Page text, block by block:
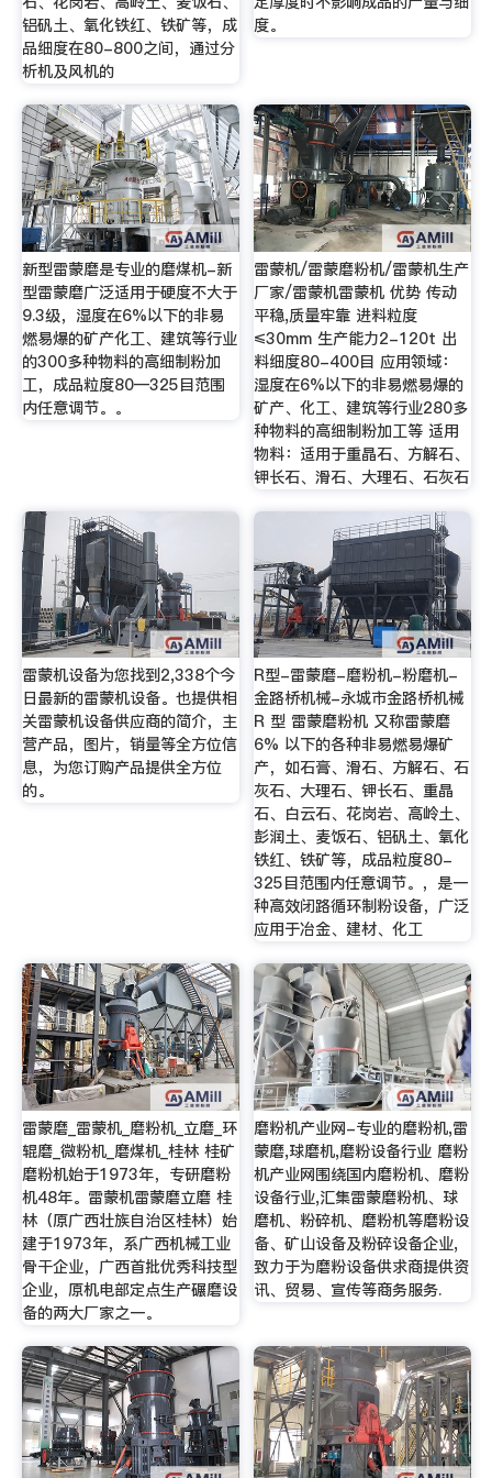
铝矾土、氧化铁红、铁矿等，成
品细度在80-800之间，通过分
析机及风机的
度。
新型雷蒙磨是专业的磨煤机-新
型雷蒙磨广泛适用于硬度不大于
9.3级，湿度在6%以下的非易
燃易爆的矿产化工、建筑等行业
的300多种物料的高细制粉加
工，成品粒度80—325目范围
内任意调节。。
雷蒙机/雷蒙磨粉机/雷蒙机生产
厂家/雷蒙机雷蒙机 优势 传动
平稳,质量牢靠 进料粒度
≤30mm 生产能力2-120t 出
料细度80-400目 应用领域：
湿度在6%以下的非易燃易爆的
矿产、化工、建筑等行业280多
种物料的高细制粉加工等 适用
物料：适用于重晶石、方解石、
钾长石、滑石、大理石、石灰石
雷蒙机设备为您找到2,338个今
日最新的雷蒙机设备。也提供相
关雷蒙机设备供应商的简介，主
营产品，图片，销量等全方位信
息，为您订购产品提供全方位
的。
R型-雷蒙磨-磨粉机-粉磨机-
金路桥机械-永城市金路桥机械
R 型 雷蒙磨粉机 又称雷蒙磨
6% 以下的各种非易燃易爆矿
产，如石膏、滑石、方解石、石
灰石、大理石、钾长石、重晶
石、白云石、花岗岩、高岭土、
彭润土、麦饭石、铝矾土、氧化
铁红、铁矿等，成品粒度80-
325目范围内任意调节。，是一
种高效闭路循环制粉设备，广泛
应用于冶金、建材、化工
雷蒙磨_雷蒙机_磨粉机_立磨_环
辊磨_微粉机_磨煤机_桂林 桂矿
磨粉机始于1973年，专研磨粉
机48年。雷蒙机雷蒙磨立磨 桂
林（原广西壮族自治区桂林）始
建于1973年，系广西机械工业
骨干企业，广西首批优秀科技型
企业，原机电部定点生产碾磨设
备的两大厂家之一。
磨粉机产业网-专业的磨粉机,雷
蒙磨,球磨机,磨粉设备行业 磨粉
机产业网围绕国内磨粉机、磨粉
设备行业,汇集雷蒙磨粉机、球
磨机、粉碎机、磨粉机等磨粉设
备、矿山设备及粉碎设备企业,
致力于为磨粉设备供求商提供资
讯、贸易、宣传等商务服务.